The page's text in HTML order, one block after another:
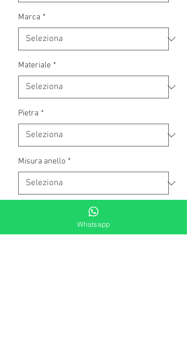
Marca *
Materiale *
Pietra *
Misura anello *
Whatsapp